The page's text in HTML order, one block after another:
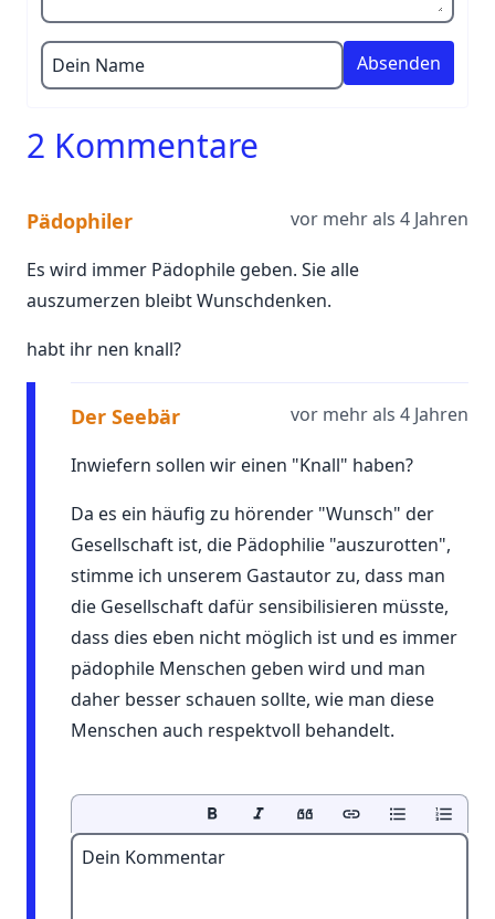
Dein Name
2 Kommentare
Pädophiler vor mehr als 4 Jahren
Es wird immer Pädophile geben. Sie alle
auszumerzen bleibt Wunschdenken.
habt ihr nen knall?
Der Seebär vor mehr als 4 Jahren
Inwiefern sollen wir einen "Knall" haben?
Da es ein häufig zu hörender "Wunsch" der
Gesellschaft ist, die Pädophilie "auszurotten",
stimme ich unserem Gastautor zu, dass man
die Gesellschaft dafür sensibilisieren müsste,
dass dies eben nicht möglich ist und es immer
pädophile Menschen geben wird und man
daher besser schauen sollte, wie man diese
Menschen auch respektvoll behandelt.
Dein Kommentar